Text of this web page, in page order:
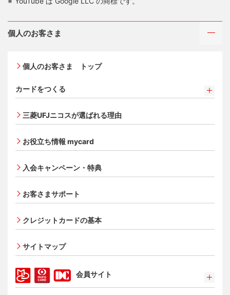
個人のお客さま
個人のお客さま トップ
カードをつくる
三菱ＵＦＪカード
三菱ＵＦＪカード・プラチナ・アメリカン・エキスプレ
オンライン入会申し込みの流れ
追加できるカード・機能
UnionPay（銀聯）カード
ETCカード
エクスプレス予約サービス（プラスEX会員）
タッチ決済
三菱UFJニコスが選ばれる理由
お役立ち情報 mycard
入会キャンペーン・特典
お客さまサポート
クレジットカードの基本
サイトマップ
会員サイト